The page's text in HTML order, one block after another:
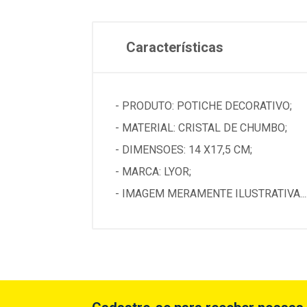
Características
- PRODUTO: POTICHE DECORATIVO;
- MATERIAL: CRISTAL DE CHUMBO;
- DIMENSOES: 14 X17,5 CM;
- MARCA: LYOR;
- IMAGEM MERAMENTE